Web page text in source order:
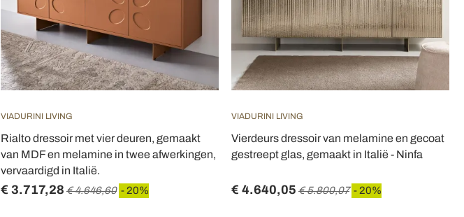
VIADURINI LIVING
Rialto dressoir met vier deuren, gemaakt
van MDF en melamine in twee afwerkingen,
vervaardigd in Italië.
€ 3.717,28 € 4.646,60 - 20%
VIADURINI LIVING
Vierdeurs dressoir van melamine en gecoat
gestreept glas, gemaakt in Italië - Ninfa
€ 4.640,05 € 5.800,07 - 20%